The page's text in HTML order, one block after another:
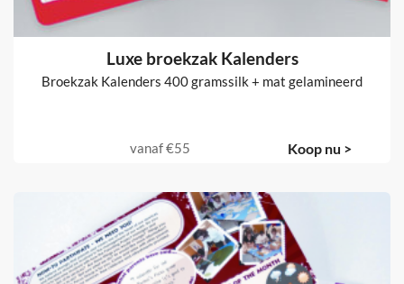
Luxe broekzak Kalenders
Broekzak Kalenders 400 gramssilk + mat gelamineerd
vanaf€55 Koop nu >